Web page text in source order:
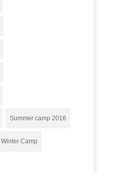
Summer camp 2016
Winter Camp